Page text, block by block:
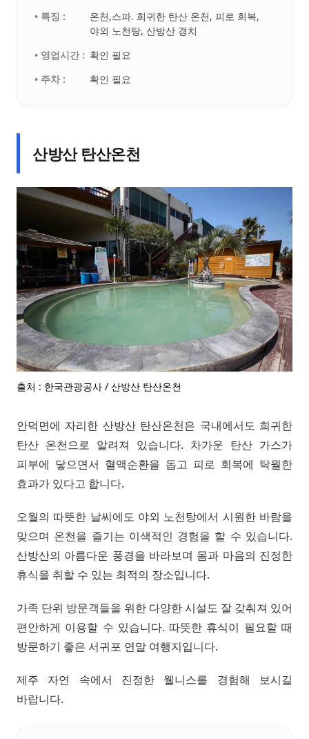
• 특징 :
온천,스파. 희귀한 탄산 온천, 피로 회복,
야외 노천탕, 산방산 경치
• 영업시간 : 확인 필요
• 주차 :
확인 필요
산방산 탄산온천
출처 : 한국관광공사 / 산방산 탄산온천
안덕면에 자리한 산방산 탄산온천은 국내에서도 희귀한
탄산 온천으로 알려져 있습니다. 차가운 탄산 가스가
피부에 닿으면서 혈액순환을 돕고 피로 회복에 탁월한
효과가 있다고 합니다.
오월의 따뜻한 날씨에도 야외 노천탕에서 시원한 바람을
맞으며 온천을 즐기는 이색적인 경험을 할 수 있습니다.
산방산의 아름다운 풍경을 바라보며 몸과 마음의 진정한
휴식을 취할 수 있는 최적의 장소입니다.
가족 단위 방문객들을 위한 다양한 시설도 잘 갖춰져 있어
편안하게 이용할 수 있습니다. 따뜻한 휴식이 필요할 때
방문하기 좋은 서귀포 연말 여행지입니다.
제주 자연 속에서 진정한 웰니스를 경험해 보시길
바랍니다.